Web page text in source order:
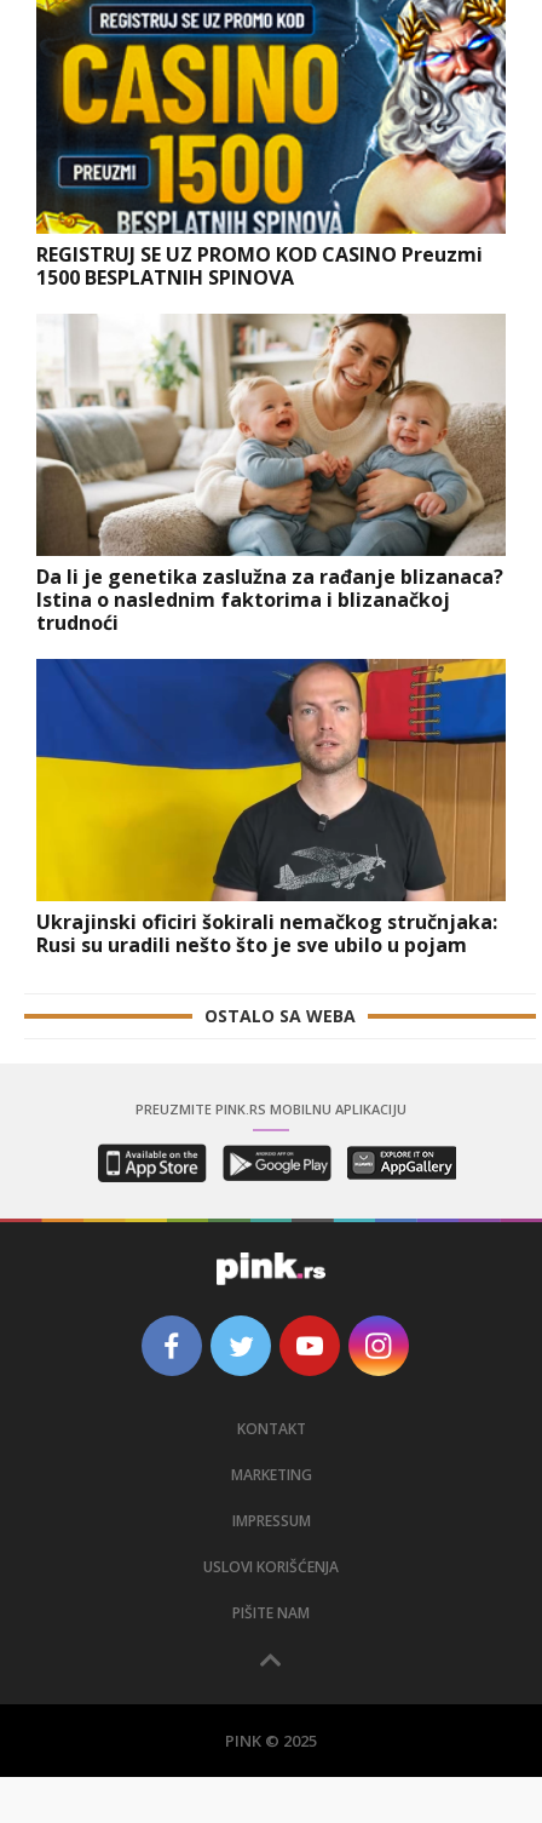
REGISTRUJ SE UZ PROMO KOD CASINO Preuzmi
1500 BESPLATNIH SPINOVA
Da li je genetika zaslužna za rađanje blizanaca?
Istina o naslednim faktorima i blizanačkoj
trudnoći
Ukrajinski oficiri šokirali nemačkog stručnjaka:
Rusi su uradili nešto što je sve ubilo u pojam
OSTALO SA WEBA
PREUZMITE PINK.RS MOBILNU APLIKACIJU
KONTAKT
MARKETING
IMPRESSUM
USLOVI KORIŠĆENJA
PIŠITE NAM
PINK © 2025